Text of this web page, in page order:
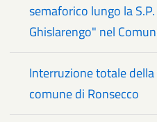
semaforico lungo la
Ghislarengo" nel
Interruzione totale
comune di Ronsecco